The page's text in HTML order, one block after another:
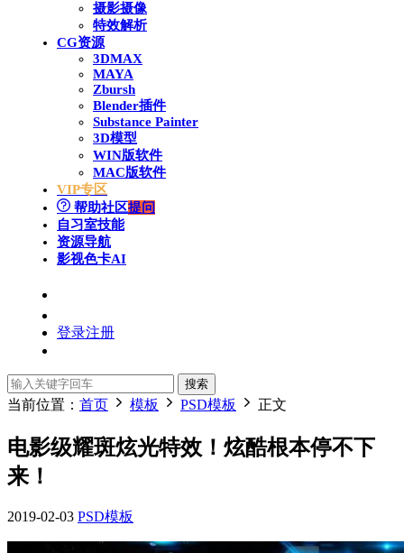
摄影摄像
特效解析
CG资源
3DMAX
MAYA
Zbursh
Blender插件
Substance Painter
3D模型
WIN版软件
MAC版软件
VIP专区
帮助社区提问
自习室技能
资源导航
影视色卡AI
登录注册
搜索
当前位置： 首页 模板 PSD模板 正文
电影级耀斑炫光特效！炫酷根本停不下
来！
2019-02-03 PSD模板